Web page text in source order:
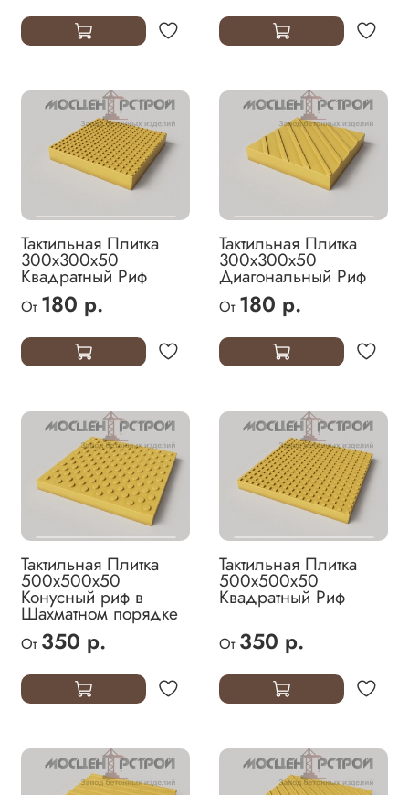
Тактильная Плитка
300х300х50
Квадратный Риф
От 180 р.
Тактильная Плитка
300х300х50
Диагональный Риф
От 180 р.
Тактильная Плитка
500х500х50
Конусный риф в
Шахматном порядке
От 350 р.
Тактильная Плитка
500х500х50
Квадратный Риф
От 350 р.